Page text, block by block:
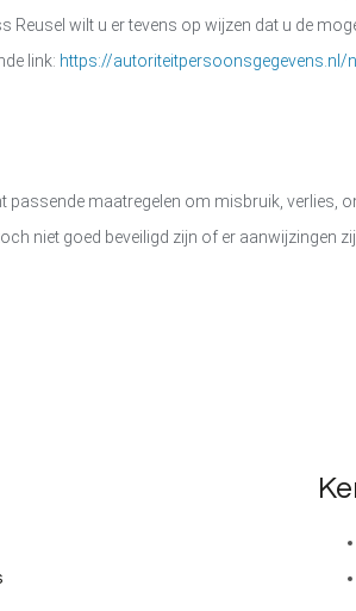
Reusel wilt u er tevens op wijzen dat u de
link: https://
passende maatregelen om misbruik, verlies,
niet goed beveiligd zijn of er aanwijzingen